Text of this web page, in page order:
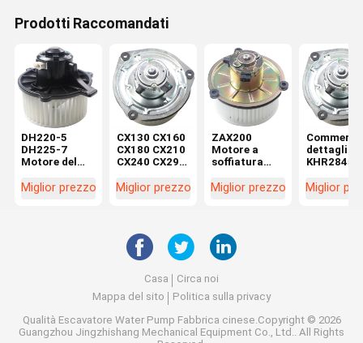
Prodotti Raccomandati
DH220-5
DH225-7
Motore del
escavatore
Miglior prezzo
CX130 CX160
CX180 CX210
CX240 CX290
Macchine di
KHR2845
Miglior prezzo
ZAX200
Motore a
soffiatura
4370266 per
riparazione di
macchine
Miglior prezzo
dettaglio
KHR2845
CX160
Miglior
Casa
Circa noi
Mappa del sito
Politica sulla privacy
Qualità Escavatore Water Pump Fabbrica cinese.Copyright © 2026
Guangzhou Jingzhishang Mechanical Equipment Co., Ltd.. All Rights